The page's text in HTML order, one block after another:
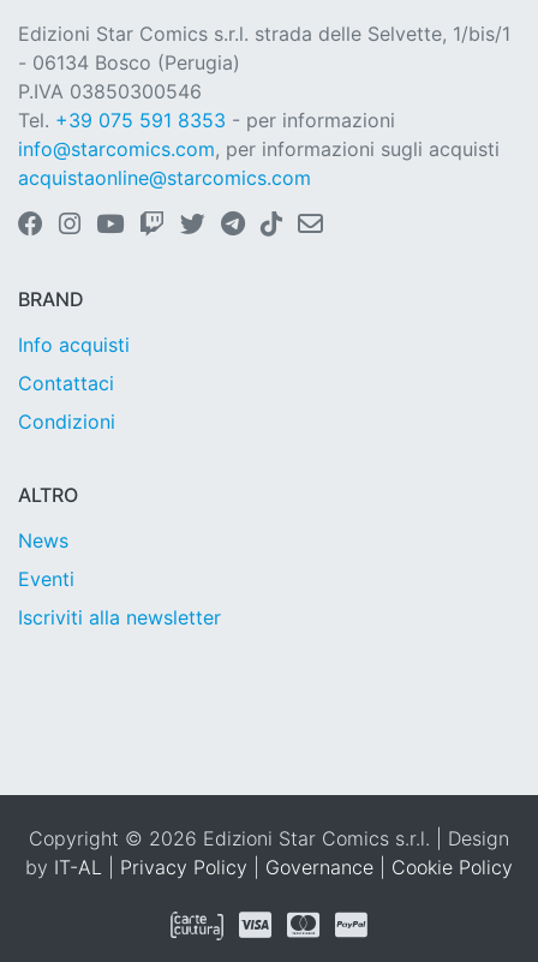
Edizioni Star Comics s.r.l. strada delle Selvette, 1/bis/1
- 06134 Bosco (Perugia)
P.IVA 03850300546
Tel. +39 075 591 8353 - per informazioni
info@starcomics.com, per informazioni sugli acquisti
acquistaonline@starcomics.com
BRAND
Info acquisti
Contattaci
Condizioni
ALTRO
News
Eventi
Iscriviti alla newsletter
Copyright © 2026 Edizioni Star Comics s.r.l. | Design
by IT-AL Privacy Policy Governance Cookie Policy